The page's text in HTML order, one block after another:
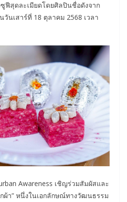
ฟีสุดละเมียดโดยศิลปินชื่อดังจาก
วันเสาร์ที่ 18 ตุลาคม 2568 เวลา
Awareness เชิญร่วมสัมผัสและ
ผ้า” หนึ่งในเอกลักษณ์ทางวัฒนธรรม